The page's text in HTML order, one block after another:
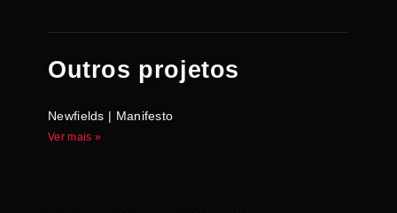
Outros projetos
Newfields | Manifesto
Ver mais »